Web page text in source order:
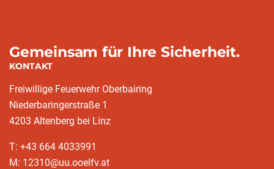
Gemeinsam für Ihre Sicherheit.
KONTAKT
Freiwillige Feuerwehr Oberbairing
Niederbaringerstraße 1
4203 Altenberg bei Linz
T: +43 664 4033991
M: 12310@uu.ooelfv.at